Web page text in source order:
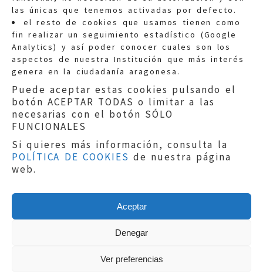
las únicas que tenemos activadas por defecto.
el resto de cookies que usamos tienen como
fin realizar un seguimiento estadístico (Google
Analytics) y así poder conocer cuales son los
aspectos de nuestra Institución que más interés
genera en la ciudadanía aragonesa.
Puede aceptar estas cookies pulsando el
botón ACEPTAR TODAS o limitar a las
necesarias con el botón SÓLO
FUNCIONALES
Si quieres más información, consulta la
POLÍTICA DE COOKIES de nuestra página
web.
Aceptar
Denegar
Ver preferencias
Quejas:quejas@eljusticiadearagon.es
Información general:
informacion@eljusticiadearagon.es
Teléfonos:900 210 210/
Aviso legal|Política de privacidad|
Protección de Datos
Política de cookies
Copyright © 2019El Justicia de Aragón|
Sephor Consulting